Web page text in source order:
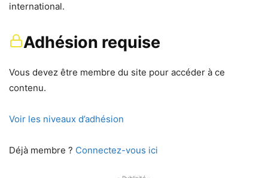
international.
Adhésion requise
Vous devez être membre du site pour accéder à ce
contenu.
Voir les niveaux d’adhésion
Déjà membre ? Connectez-vous ici